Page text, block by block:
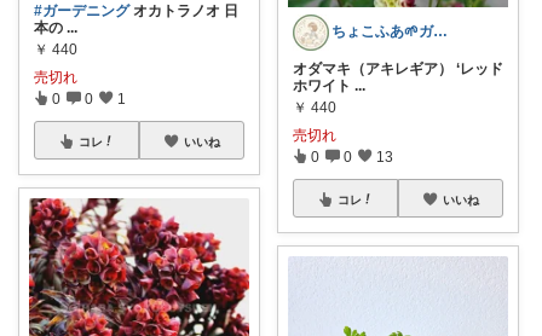
#ガーデニングオカトラノオ 日
本の ...
￥ 440
売切れ
0 0 1
コレ いいね
ちょこふあ🌱ガーデニング雑貨🪷花🍃
オダマキ（アキレギア） ‘レッド
ホワイト ...
￥ 440
売切れ
0 0 13
コレ いいね